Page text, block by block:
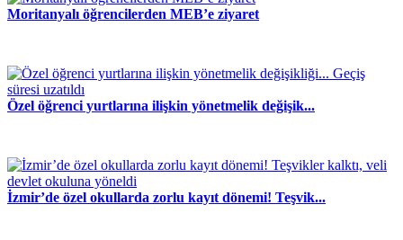
Moritanyalı öğrencilerden MEB’e ziyaret
Özel öğrenci yurtlarına ilişkin yönetmelik değişik...
İzmir’de özel okullarda zorlu kayıt dönemi! Teşvik...